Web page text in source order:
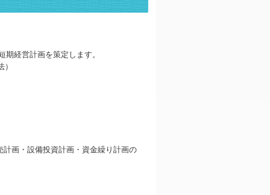
経営計画を策定します。